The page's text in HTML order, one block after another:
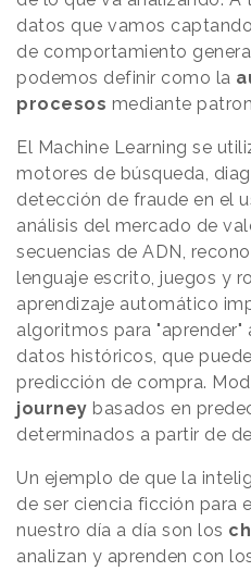
datos que vamos
de comportamiento
podemos definir como la
procesos mediante
El Machine Learning se
motores de búsqueda,
detección de fraude en el
análisis del mercado de
secuencias de ADN,
lenguaje escrito, juegos y
aprendizaje automático
algoritmos para
datos históricos, que
predicción de compra.
journey basados en
determinados a partir de
Un ejemplo de que la
de ser ciencia ficción para
nuestro día a día son los
analizan y aprenden con